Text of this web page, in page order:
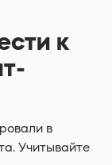
к
в
Учитывайте